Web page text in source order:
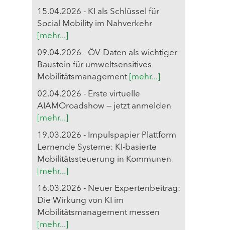
15.04.2026 - KI als Schlüssel für
Social Mobility im Nahverkehr
[mehr...]
09.04.2026 - ÖV-Daten als wichtiger
Baustein für umweltsensitives
Mobilitätsmanagement [mehr...]
02.04.2026 - Erste virtuelle
AIAMOroadshow — jetzt anmelden
[mehr...]
19.03.2026 - Impulspapier Plattform
Lernende Systeme: KI-basierte
Mobilitätssteuerung in Kommunen
[mehr...]
16.03.2026 - Neuer Expertenbeitrag:
Die Wirkung von KI im
Mobilitätsmanagement messen
[mehr...]